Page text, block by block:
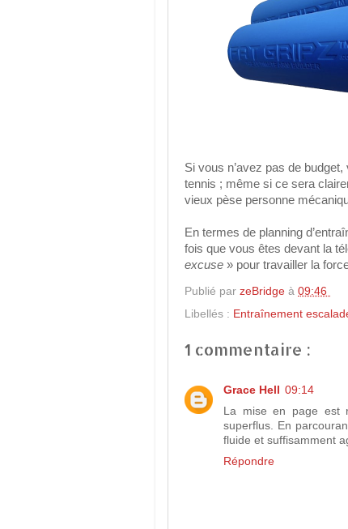
Si vous n’avez pas de
tennis ; même si ce sera
vieux pèse personne
En termes de planning
fois que vous êtes devant la
excuse » pour travailler la
Publié par zeBridge à 09:46
Libellés : Entraînement
1 commentaire :
Grace Hell
09:14
La mise en page est
superflus. En
fluide et suffisamment
Répondre